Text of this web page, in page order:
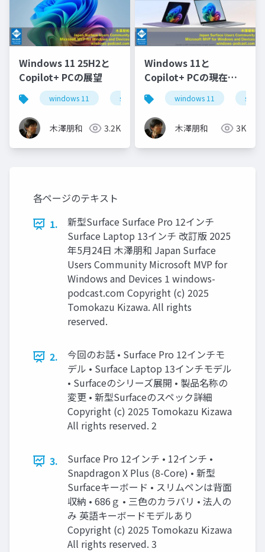
Windows 11 25H2と
Copilot+ PCの展望
windows 11 surface .netラボ
木澤朋和 3.2K
Windows 11と
Copilot+ PCの現在地 -
Surfaceラインナップ
から見るAI対応PCの展
開
windows 11
木澤朋和 3K
各ページのテキスト
1.
新型Surface Surface Pro 12インチ
Surface Laptop 13インチ 改訂版 2025
年5月24日 木澤朋和 Japan Surface
Users Community Microsoft MVP for
Windows and Devices 1 windows-
podcast.com Copyright (c) 2025
Tomokazu Kizawa. All rights
reserved.
2.
今回のお話 • Surface Pro 12インチモ
デル • Surface Laptop 13インチモデル
• Surfaceのシリーズ展開 • 製品名称の
変更 • 新型Surfaceのスペック詳細
Copyright (c) 2025 Tomokazu Kizawa
All rights reserved. 2
3.
Surface Pro 12インチ • 12インチ •
Snapdragon X Plus (8-Core) • 新型
Surfaceキーボード • スリムペンは背面
収納 • 686ｇ • 三色のカラバリ • 法人の
み 英語キーボードモデルあり
Copyright (c) 2025 Tomokazu Kizawa
All rights reserved. 3